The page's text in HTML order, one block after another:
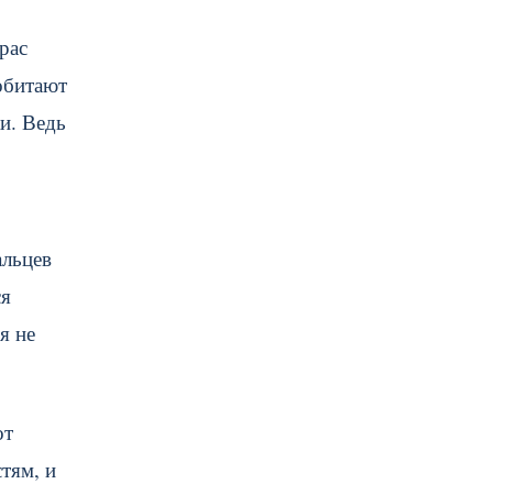
Ведь
не
и